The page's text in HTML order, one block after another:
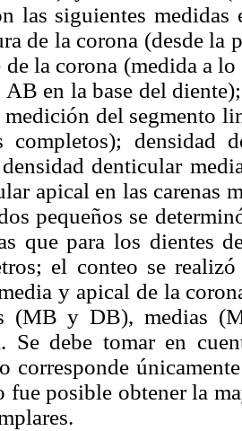
las siguientes
de la corona (desde la
de la corona (medida a
AB en la base del
del segmento
completos); densidad
denticular
apical en las carenas
pequeños se
que para los dientes
el conteo se
y apical de la
(MB y DB), medias
Se debe tomar en
corresponde
fue posible obtener la